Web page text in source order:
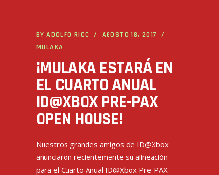
BYADOLFO RICO
AGOSTO 18, 2017
MULAKA
¡MULAKA ESTARÁ EN
EL CUARTO ANUAL
ID@XBOX PRE-PAX
OPEN HOUSE!
Nuestros grandes amigos de ID@Xbox
anunciaron recientemente su alineación
para el Cuarto Anual ID@Xbox Pre-PAX